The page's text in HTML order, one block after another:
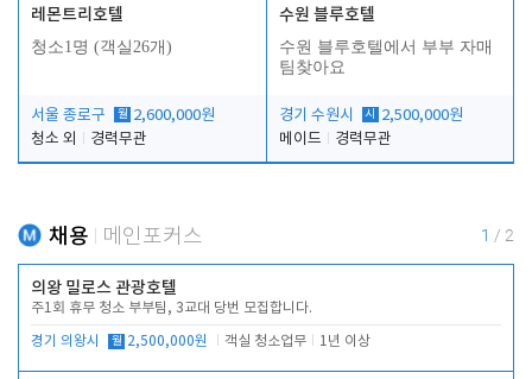
레몬트리호텔
청소1명 (객실26개)
서울 종로구 월 2,600,000원
청소 외
경력무관
수원 블루호텔
수원 블루호텔에서 부부 자매
팀찾아요
경기 수원시 시
2,500,000원
메이드
경력무관
채용 메인포커스 1 / 2
의왕 밀로스 관광호텔
주1회 휴무 청소 부부팀, 3교대 당번 모집합니다.
경기 의왕시 월 2,500,000원 객실 청소업무 1년 이상